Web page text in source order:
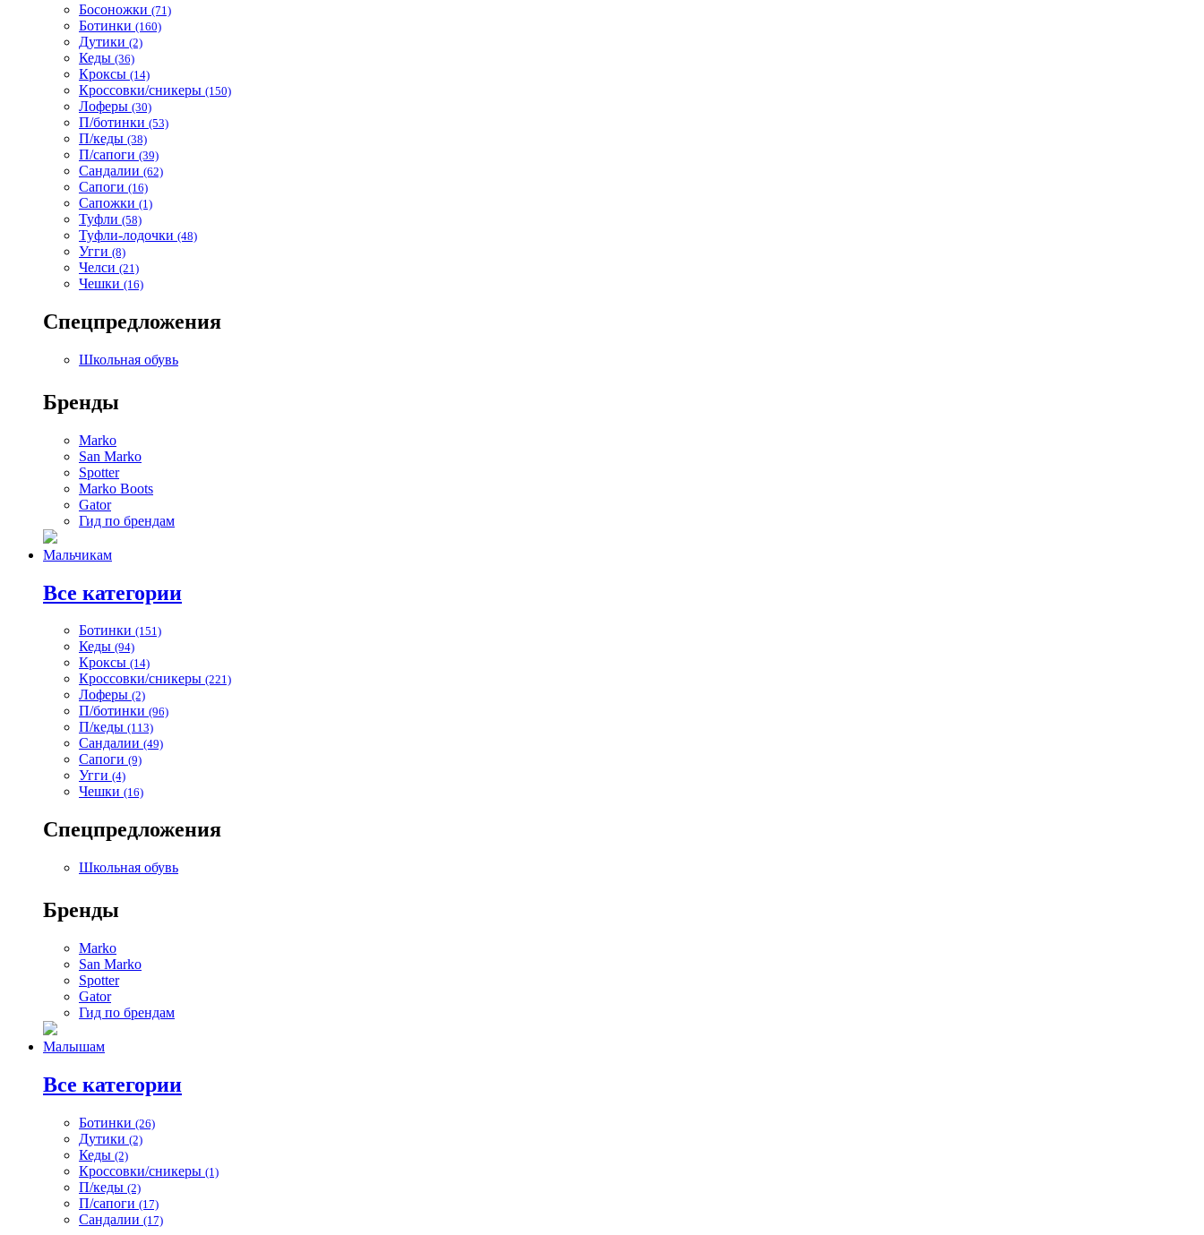
Босоножки (71)
Ботинки (160)
Дутики (2)
Кеды (36)
Кроксы (14)
Кроссовки/сникеры (150)
Лоферы (30)
П/ботинки (53)
П/кеды (38)
П/сапоги (39)
Сандалии (62)
Сапоги (16)
Сапожки (1)
Туфли (58)
Туфли-лодочки (48)
Угги (8)
Челси (21)
Чешки (16)
Спецпредложения
Школьная обувь
Бренды
Marko
San Marko
Spotter
Marko Boots
Gator
Гид по брендам
Мальчикам
Все категории
Ботинки (151)
Кеды (94)
Кроксы (14)
Кроссовки/сникеры (221)
Лоферы (2)
П/ботинки (96)
П/кеды (113)
Сандалии (49)
Сапоги (9)
Угги (4)
Чешки (16)
Спецпредложения
Школьная обувь
Бренды
Marko
San Marko
Spotter
Gator
Гид по брендам
Малышам
Все категории
Ботинки (26)
Дутики (2)
Кеды (2)
Кроссовки/сникеры (1)
П/кеды (2)
П/сапоги (17)
Сандалии (17)